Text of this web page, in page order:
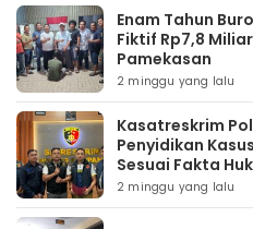
Enam Tahun
Fiktif Rp7,8
Pamekasan
2 minggu yang lalu
Kasatreskrim
Penyidikan
Sesuai Fakta
2 minggu yang lalu